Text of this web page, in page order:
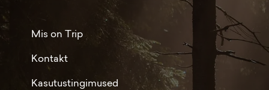
Mis on Trip
Kontakt
Kasutustingimused